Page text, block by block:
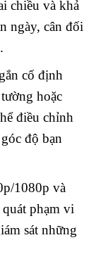
chiều và khả
ngày, cân đối
cố định
hoặc
điều chỉnh
độ bạn
1080p và
phạm vi
sát những